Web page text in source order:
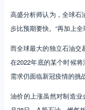
高盛分析师认为，全球石
步比预期要快。“再加上
而全球最大的独立石油交
在2022年底的某个时候
需求仍面临新冠疫情的挑战
油价的上涨虽然对制造